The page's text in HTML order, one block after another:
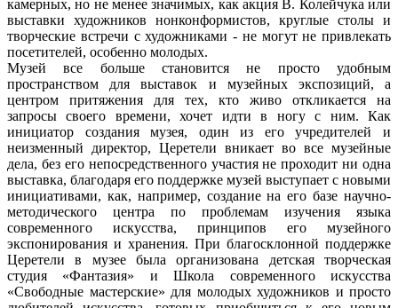
камерных, но не менее значимых, как акция В. Колейчука или
выставки художников нонконформистов, круглые столы и
творческие встречи с художниками - не могут не привлекать
посетителей, особенно молодых.
Музей все больше становится не просто удобным
пространством для выставок и музейных экспозиций, а
центром притяжения для тех, кто живо откликается на
запросы своего времени, хочет идти в ногу с ним. Как
инициатор создания музея, один из его учредителей и
неизменный директор, Церетели вникает во все музейные
дела, без его непосредственного участия не проходит ни одна
выставка, благодаря его поддержке музей выступает с новыми
инициативами, как, например, создание на его базе научно-
методического центра по проблемам изучения языка
современного искусства, принципов его музейного
экспонирования и хранения. При благосклонной поддержке
Церетели в музее была организована детская творческая
студия «Фантазия» и Школа современного искусства
«Свободные мастерские» для молодых художников и просто